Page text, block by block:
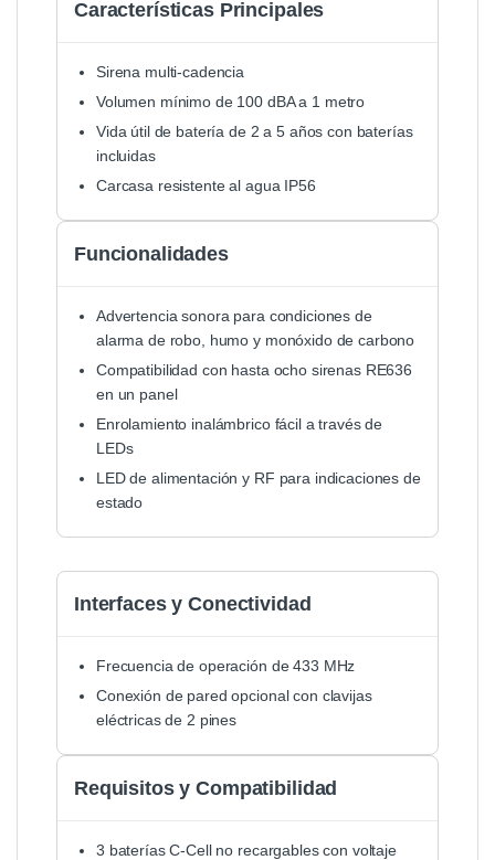
Características Principales
Sirena multi-cadencia
Volumen mínimo de 100 dBA a 1 metro
Vida útil de batería de 2 a 5 años con baterías
incluidas
Carcasa resistente al agua IP56
Funcionalidades
Advertencia sonora para condiciones de
alarma de robo, humo y monóxido de carbono
Compatibilidad con hasta ocho sirenas RE636
en un panel
Enrolamiento inalámbrico fácil a través de
LEDs
LED de alimentación y RF para indicaciones de
estado
Interfaces y Conectividad
Frecuencia de operación de 433 MHz
Conexión de pared opcional con clavijas
eléctricas de 2 pines
Requisitos y Compatibilidad
3 baterías C-Cell no recargables con voltaje